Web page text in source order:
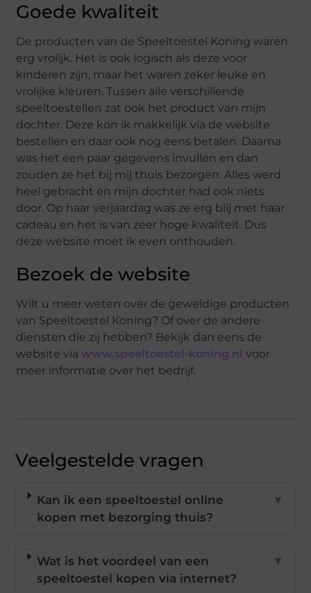
Goede kwaliteit
De producten van de Speeltoestel Koning waren
erg vrolijk. Het is ook logisch als deze voor
kinderen zijn, maar het waren zeker leuke en
vrolijke kleuren. Tussen alle verschillende
speeltoestellen zat ook het product van mijn
dochter. Deze kon ik makkelijk via de website
bestellen en daar ook nog eens betalen. Daarna
was het een paar gegevens invullen en dan
zouden ze het bij mij thuis bezorgen. Alles werd
heel gebracht en mijn dochter had ook niets
door. Op haar verjaardag was ze erg blij met haar
cadeau en het is van zeer hoge kwaliteit. Dus
deze website moet ik even onthouden.
Bezoek de website
Wilt u meer weten over de geweldige producten
van Speeltoestel Koning? Of over de andere
diensten die zij hebben? Bekijk dan eens de
website via www.speeltoestel-koning.nl voor
meer informatie over het bedrijf.
Veelgestelde vragen
Kan ik een speeltoestel online
kopen met bezorging thuis?
▼
Wat is het voordeel van een
speeltoestel kopen via internet?
▼